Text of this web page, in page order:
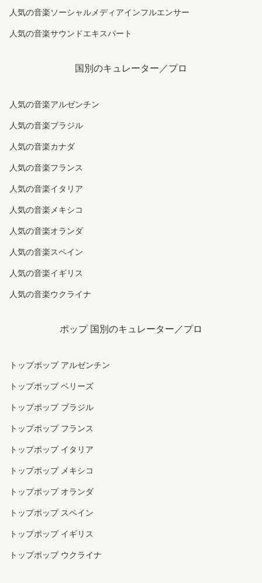
人気の音楽ソーシャルメディアインフルエンサー
人気の音楽サウンドエキスパート
国別のキュレーター／プロ
人気の音楽アルゼンチン
人気の音楽ブラジル
人気の音楽カナダ
人気の音楽フランス
人気の音楽イタリア
人気の音楽メキシコ
人気の音楽オランダ
人気の音楽スペイン
人気の音楽イギリス
人気の音楽ウクライナ
ポップ 国別のキュレーター／プロ
トップポップ アルゼンチン
トップポップ ベリーズ
トップポップ ブラジル
トップポップ フランス
トップポップ イタリア
トップポップ メキシコ
トップポップ オランダ
トップポップ スペイン
トップポップ イギリス
トップポップ ウクライナ